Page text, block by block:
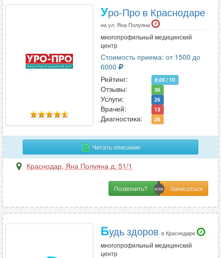
Ф
22
Функциональная диагностика 29
Химиотерапия
Хирургия
Хирургия-ортопедия 5
1
Ч
Уро-Про в Краснодаре
на ул. Яна Полуяна
многопрофильный медицинский
центр
Стоимость приема: от 1500 до
6000
Рейтинг:
9.05/ 10
Отзывы: 36
Услуги: 26
Врачей: 13
Диагностика: 26
Читать описание
Краснодар, Яна Полуяна д. 51/1
Позвонить?
Будь здоров в Краснодаре
многопрофильный медицинский
центр